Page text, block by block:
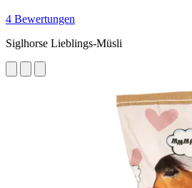
4 Bewertungen
Siglhorse Lieblings-Müsli